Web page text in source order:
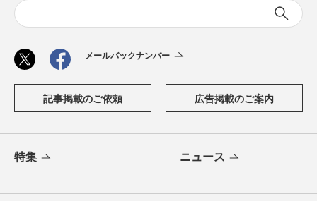
メールバックナンバー
記事掲載のご依頼 広告掲載のご案内
特集 ニュース